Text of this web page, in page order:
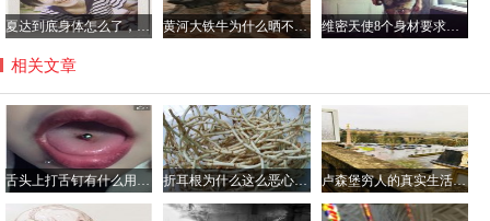
夏达到底身体怎么了，夏达在日本有多红？ 黄河大铁牛为什么晒不烫，八只黄河铁牛另四个在哪里？ 维密天使8个身材要求是哪8个，维密天使平均体重多少斤？
相关文章
舌头上打舌钉有什么用，不会影响到吃饭吗？ 折耳根为什么这么恶心难吃，折耳根有毒吃了会伤肾真的吗？ 卢森堡穷人的真实生活是怎样的，可以去卢森堡打工吗？